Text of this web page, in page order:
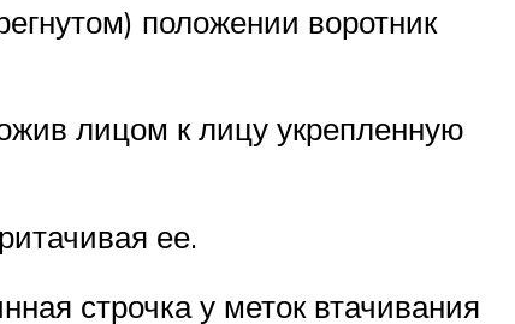
положении воротник
лицом к лицу укрепленную
ее.
строчка у меток втачивания